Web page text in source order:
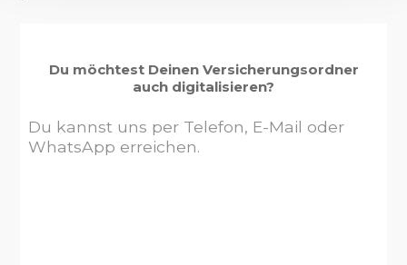
Du möchtest Deinen Versicherungsordner
auch digitalisieren?
Du kannst uns per Telefon, E-Mail oder
WhatsApp erreichen.